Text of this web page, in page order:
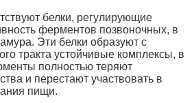
белки, регулирующие
ферментов позвоночных, в
Эти белки образуют с
тракта устойчивые комплексы, в
полностью теряют
и перестают участвовать в
пищи.